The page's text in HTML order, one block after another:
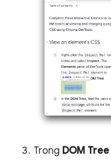
Trong DOM Tree